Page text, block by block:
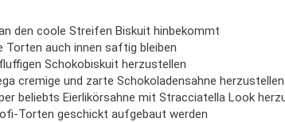
den coole Streifen Biskuit hinbekommt
Torten auch innen saftig bleiben
Schokobiskuit herzustellen
cremige und zarte Schokoladensahne herzustellen
beliebts Eierlikörsahne mit Stracciatella Look
Torten geschickt aufgebaut werden